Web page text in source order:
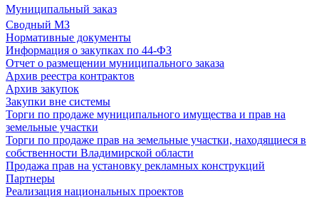
Муниципальный заказ
Сводный МЗ
Нормативные документы
Информация о закупках по 44-ФЗ
Отчет о размещении муниципального заказа
Архив реестра контрактов
Архив закупок
Закупки вне системы
Торги по продаже муниципального имущества и прав на
земельные участки
Торги по продаже прав на земельные участки, находящиеся в
собственности Владимирской области
Продажа прав на установку рекламных конструкций
Партнеры
Реализация национальных проектов